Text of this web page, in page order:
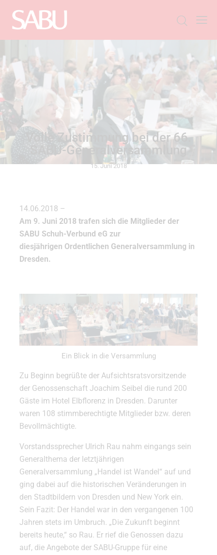
ALLGEMEIN
Volle Zustimmung bei der 66.
SABU-Generalversammlung
15. Juni 2018
14.06.2018 –
Am 9. Juni 2018 trafen sich die Mitglieder der
SABU Schuh-Verbund eG zur
diesjährigen Ordentlichen Generalversammlung in
Dresden.
Ein Blick in die Versammlung
Zu Beginn begrüßte der Aufsichtsratsvorsitzende
der Genossenschaft Joachim Seibel die rund 200
Gäste im Hotel Elbflorenz in Dresden. Darunter
waren 108 stimmberechtigte Mitglieder bzw. deren
Bevollmächtigte.
Vorstandssprecher Ulrich Rau nahm eingangs sein
Generalthema der letztjährigen
Generalversammlung „Handel ist Wandel“ auf und
ging dabei auf die historischen Veränderungen in
den Stadtbildern von Dresden und New York ein.
Sein Fazit: Der Handel war in den vergangenen 100
Jahren stets im Umbruch. „Die Zukunft beginnt
bereits heute,“ so Rau. Er rief die Genossen dazu
auf, die Angebote der SABU-Gruppe für eine